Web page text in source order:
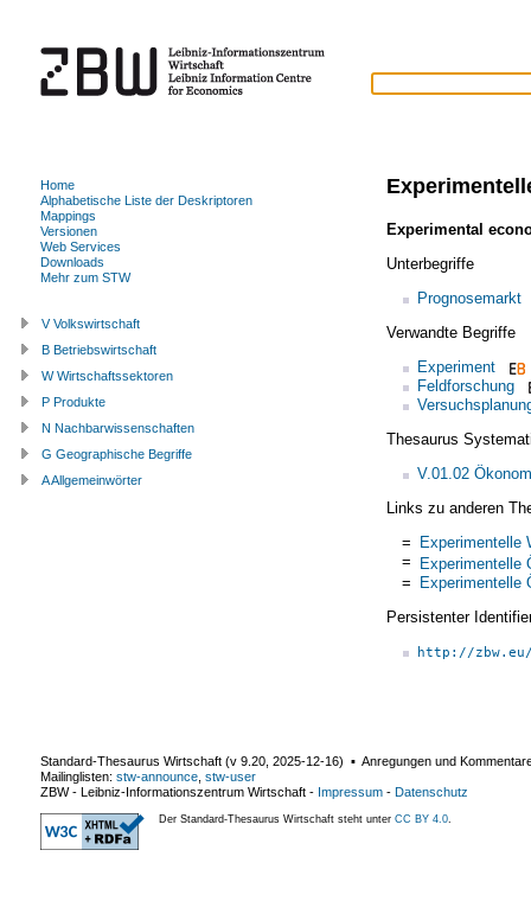
Experimental
Unterbegriffe
Prognosemarkt
Verwandte Begriffe
Experiment
Feldforschung
Thesaurus
V.01.02
Links zu anderen
= Experimentelle
= Experimentelle
= Experimentelle
Persistenter
http://
Home
Alphabetische Liste der Deskriptoren
Mappings
Versionen
Web Services
Downloads
Mehr zum STW
V Volkswirtschaft
B Betriebswirtschaft
W Wirtschaftssektoren
P Produkte
N Nachbarwissenschaften
G Geographische Begriffe
A Allgemeinwörter
Standard-Thesaurus Wirtschaft (v 9.20 2025-12-16) ▪ Anregungen und
Mailinglisten: stw-announce stw-user
ZBW - Leibniz-Informationszentrum Wirtschaft - Impressum - Datenschutz
Der Standard-Thesaurus Wirtschaft steht unter CC BY 4.0